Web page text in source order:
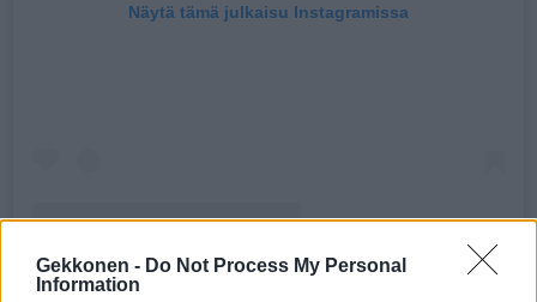
Gekkonen - Do Not Process My Personal
Information
Näytä tämä julkaisu Instagramissa
HENKILÖN ETTA (@EL.ETTA) JAKAMA JULKAISU